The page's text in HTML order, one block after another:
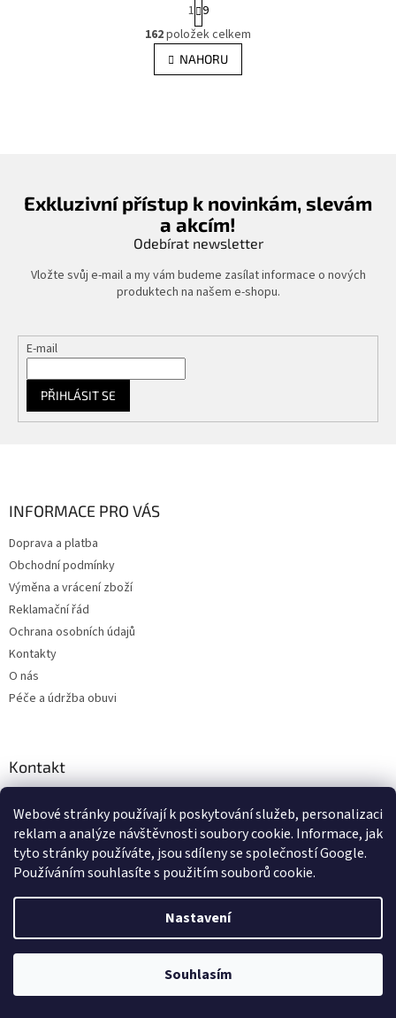
Webové stránky používají k poskytování služeb, personalizaci
reklam a analýze návštěvnosti soubory cookie. Informace, jak
tyto stránky používáte, jsou sdíleny se společností Google.
Používáním souhlasíte s použitím souborů cookie.
Nastavení
Souhlasím
O
v
l
á
v
k
y
v
p
i
t
r
á
n
k
1 9
162položek celkem
NAHORU
Exkluzivní přístup k novinkám, slevám
a akcím!
Odebírat newsletter
Vložte svůj e-mail a my vám budeme zasílat informace o nových
produktech na našem e-shopu.
E-mail
PŘIHLÁSIT SE
INFORMACE PRO VÁS
Doprava a platba
Obchodní podmínky
Výměna a vrácení zboží
Reklamační řád
Ochrana osobních údajů
Kontakty
O nás
Péče a údržba obuvi
Kontakt
+420 777 710 062
https://www.facebook.com/obujtese
obujtese.cz